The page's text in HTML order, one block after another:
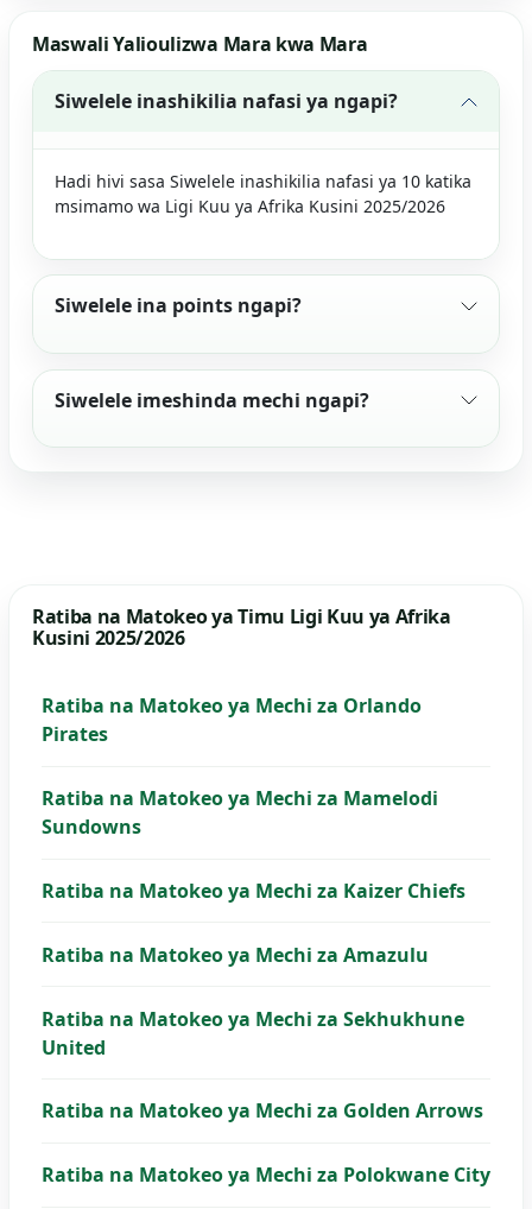
Maswali Yalioulizwa Mara kwa Mara
Siwelele inashikilia nafasi ya ngapi?
Hadi hivi sasa Siwelele inashikilia nafasi ya 10 katika
msimamo wa Ligi Kuu ya Afrika Kusini 2025/2026
Siwelele ina points ngapi?
Siwelele imeshinda mechi ngapi?
Ratiba na Matokeo ya Timu Ligi Kuu ya Afrika
Kusini 2025/2026
Ratiba na Matokeo ya Mechi za Orlando
Pirates
Ratiba na Matokeo ya Mechi za Mamelodi
Sundowns
Ratiba na Matokeo ya Mechi za Kaizer Chiefs
Ratiba na Matokeo ya Mechi za Amazulu
Ratiba na Matokeo ya Mechi za Sekhukhune
United
Ratiba na Matokeo ya Mechi za Golden Arrows
Ratiba na Matokeo ya Mechi za Polokwane City